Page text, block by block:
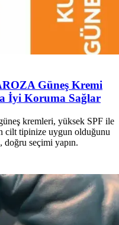
Güneş Kremi
İyi Koruma Sağlar
kremleri, yüksek SPF ile
cilt tipinize uygun olduğunu
doğru seçimi yapın.